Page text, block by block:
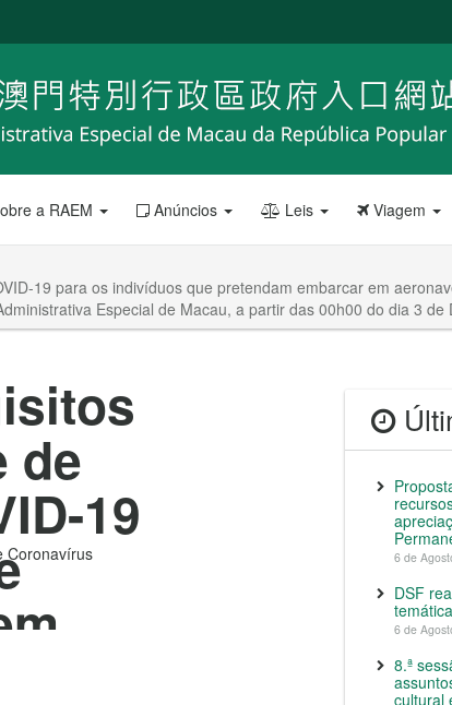
a RAEM Anúncios Leis Viagem
19 para os indivíduos que pretendam embarcar em
Especial de Macau, a partir das 00h00 do dia 3 de
de
19
Coronavírus
6 de
DSF
6 de
8.ª
cultural